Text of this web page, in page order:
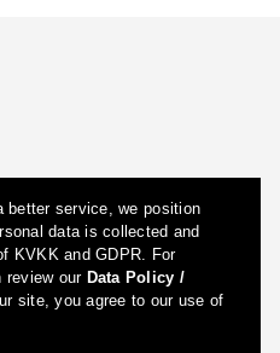
a better service, we position
data is collected and
of KVKK and GDPR. For
review ourData Policy /
our site, you agree to our use of